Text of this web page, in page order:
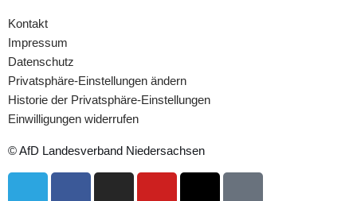
Kontakt
Impressum
Datenschutz
Privatsphäre-Einstellungen ändern
Historie der Privatsphäre-Einstellungen
Einwilligungen widerrufen
© AfD Landesverband Niedersachsen